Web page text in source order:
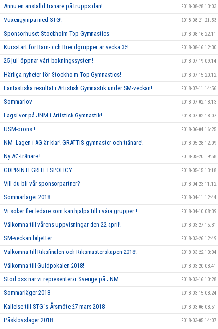
Ännu en anställd tränare på truppsidan! 2018-08-28 13:03
Vuxengympa med STG! 2018-08-21 21:53
Sponsorhuset-Stockholm Top Gymnastics 2018-08-16 22:11
Kursstart för Barn- och Breddgrupper är vecka 35! 2018-08-16 12:30
25 juli öppnar vårt bokningssystem! 2018-07-19 09:14
Härliga nyheter för Stockholm Top Gymnastics! 2018-07-15 20:12
Fantastiska resultat i Artistisk Gymnastik under SM-veckan! 2018-07-11 14:56
Sommarlov 2018-07-02 18:13
Lagsilver på JNM i Artistisk Gymnastik! 2018-07-02 18:07
USM-brons ! 2018-06-04 16:25
NM- Lagen i AG är klar! GRATTIS gymnaster och tränare! 2018-05-28 12:09
Ny AG-tränare ! 2018-05-20 19:58
GDPR-INTEGRITETSPOLICY 2018-05-15 13:18
Vill du bli vår sponsorpartner? 2018-04-23 11:12
Sommarläger 2018 2018-04-11 12:44
Vi söker fler ledare som kan hjälpa till i våra grupper ! 2018-04-10 08:39
Välkomna till vårens uppvisningar den 22 april! 2018-03-27 15:31
SM-veckan biljetter 2018-03-26 12:49
Välkomna till Riksfinalen och Riksmästerskapen 2018! 2018-03-22 13:04
Välkomna till Guldpokalen 2018! 2018-03-20 08:41
Stöd oss när vi representerar Sverige på JNM 2018-03-16 10:28
Sommarläger 2018 2018-03-15 08:24
Kallelse till STG´s Årsmöte 27 mars 2018 2018-03-06 08:51
Påsklovsläger 2018 2018-03-05 14:07